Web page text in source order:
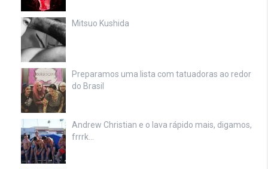
Mitsuo Kushida
Preparamos uma lista com tatuadoras ao redor
do Brasil
Andrew Christian e o lava rápido mais, digamos,
frrrk…